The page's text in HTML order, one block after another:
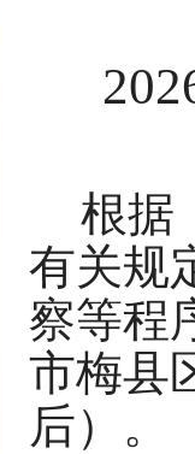
根据
有关规
察等程
市梅县
后）。